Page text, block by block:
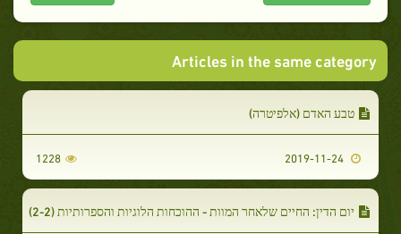
Articles in the same category
טבע האדם (אלפיטרה)
1228
יום הדין: החיים שלאחר המוות - ההוכחות הלוגיות והספרותיות (2-2)